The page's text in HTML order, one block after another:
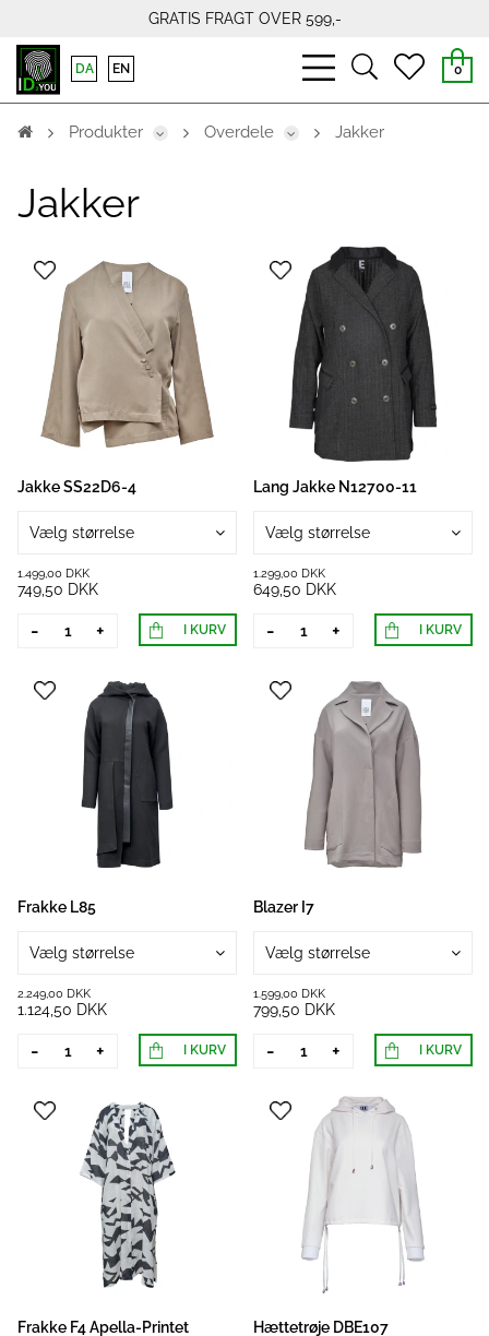
GRATIS FRAGT OVER 599,-
bars
light
searchheart
0
DA EN
Produkter Overdele Jakker
Jakker
Jakke SS22D6-4
Vælg størrelse
1.499,00 DKK
749,50 DKK
- + I KURV
Lang Jakke N12700-11
Vælg størrelse
1.299,00 DKK
649,50 DKK
- + I KURV
Frakke L85
Vælg størrelse
2.249,00 DKK
1.124,50 DKK
- + I KURV
Blazer I7
Vælg størrelse
1.599,00 DKK
799,50 DKK
- + I KURV
Frakke F4 Apella-Printet Hættetrøje DBE107